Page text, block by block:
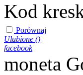
Kod
Porównaj
Ulubione ()
facebook
moneta